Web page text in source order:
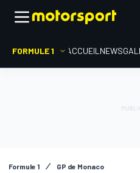
FORMULE 1 ACCUEIL NEWS
Formule 1 GP de Monaco